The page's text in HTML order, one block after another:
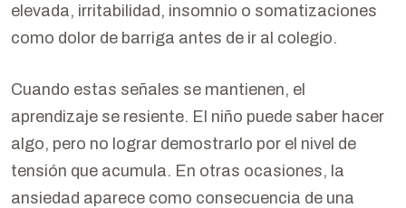
elevada, irritabilidad, insomnio o somatizaciones
como dolor de barriga antes de ir al colegio.
Cuando estas señales se mantienen, el
aprendizaje se resiente. El niño puede saber hacer
algo, pero no lograr demostrarlo por el nivel de
tensión que acumula. En otras ocasiones, la
ansiedad aparece como consecuencia de una